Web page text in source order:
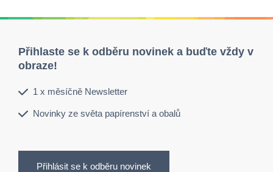
Přihlaste se k odběru novinek a buďte vždy v
obraze!
1 x měsíčně Newsletter
Novinky ze světa papírenství a obalů
Přihlásit se k odběru novinek